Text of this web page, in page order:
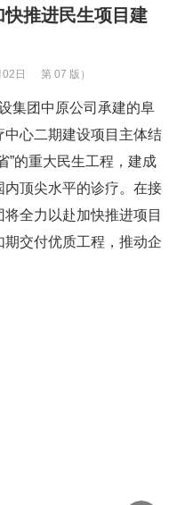
推进民生项目建
日 第 07 版）
团中原公司承建的阜
心二期建设项目主体结
”的重大民生工程，建成
内顶尖水平的诊疗。在接
全力以赴加快推进项目
交付优质工程，推动企